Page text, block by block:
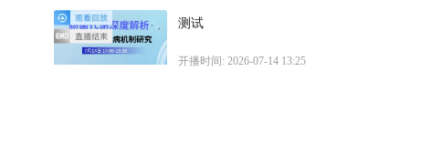
测试
开播时间: 2026-07-14 13:25